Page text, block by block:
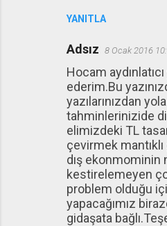
YANITLA
Adsız 8 Ocak 2016
Hocam
ederim.Bu
yazılarınızdan
tahminlerinizide
elimizdeki TL
çevirmek
dış ekonmominin
kestirelemeyen
problem olduğu
yapacağımız
gidaşata